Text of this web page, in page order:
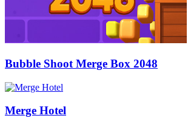
Bubble Shoot Merge Box 2048
Merge Hotel